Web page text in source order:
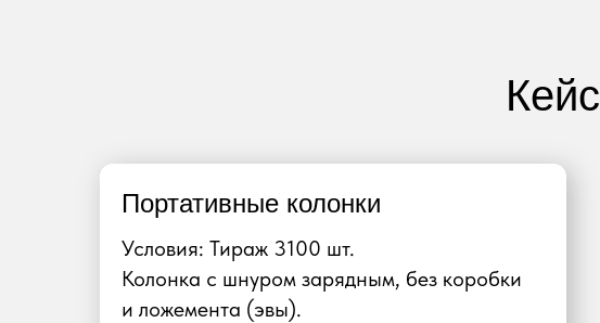
Кейс
Портативные колонки
Условия: Тираж 3100 шт.
Колонка с шнуром зарядным, без коробки
и ложемента (эвы).